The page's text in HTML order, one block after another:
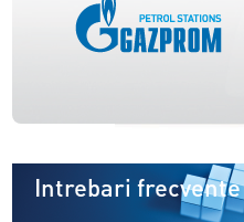
Intrebari frecvente